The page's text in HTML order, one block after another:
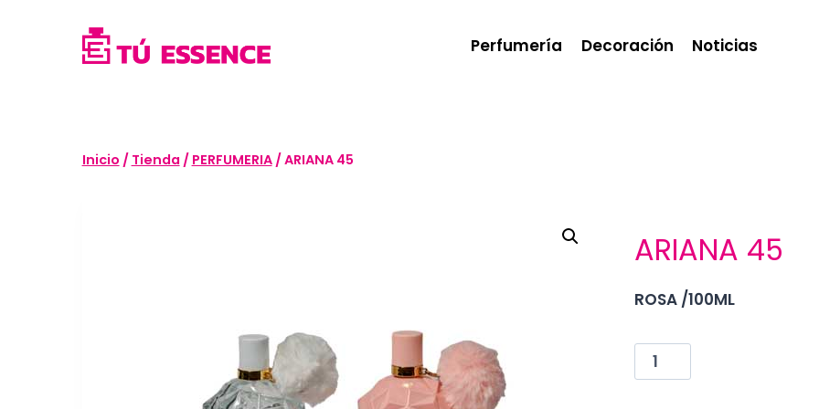
Perfumería Decoración Noticias
Inicio / Tienda / PERFUMERIA / ARIANA 45
ARIANA 45
ROSA /100ML
ARIANA
45